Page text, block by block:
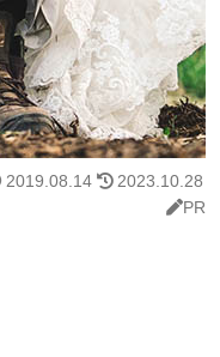
2019.08.14
2023.10.28
PR